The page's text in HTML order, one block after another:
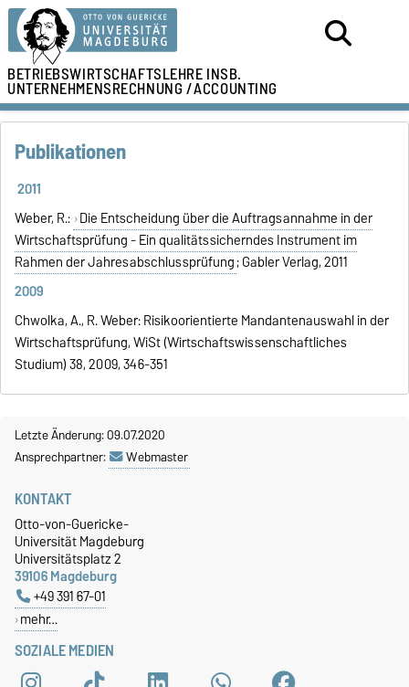
BETRIEBSWIRTSCHAFTSLEHREINSB.
UNTERNEHMENSRECHNUNG /ACCOUNTING
Publikationen
2011
Weber, R.: Die Entscheidung über die Auftragsannahme in der
Wirtschaftsprüfung - Ein qualitätssicherndes Instrument im
Rahmen der Jahresabschlussprüfung; Gabler Verlag, 2011
2009
Chwolka, A., R. Weber: Risikoorientierte Mandantenauswahl in der
Wirtschaftsprüfung, WiSt (Wirtschaftswissenschaftliches
Studium) 38, 2009, 346-351
Letzte Änderung: 09.07.2020
Ansprechpartner:
Webmaster
SOZIALE MEDIEN
KONTAKT
Otto-von-Guericke-
Universität Magdeburg
Universitätsplatz 2
39106 Magdeburg
+49 391 67-01
mehr…